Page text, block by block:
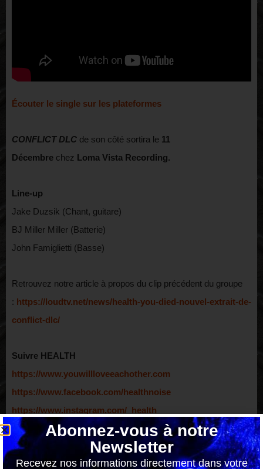
Écouter le single sur les plateformes
CONFLICT DLC de son côté sortira le 11
Décembre chez Loma Vista Recording.
Line-up
Jake Duzsik (Chant, guitare)
BJ Miller Miller (Batterie)
John Famiglietti (Basse)
Retrouvez notre article à propos du clip précédent du groupe
: https://loudtv.net/news/health-you-died-nouvel-extrait-de-
conflict-dlc/
Suivre HEALTH
https://www.youwillloveeachother.com
https://www.facebook.com/healthnoise
https://www.instagram.com/_health_
Abonnez-vous à notre
Newsletter
Recevez nos informations directement dans votre